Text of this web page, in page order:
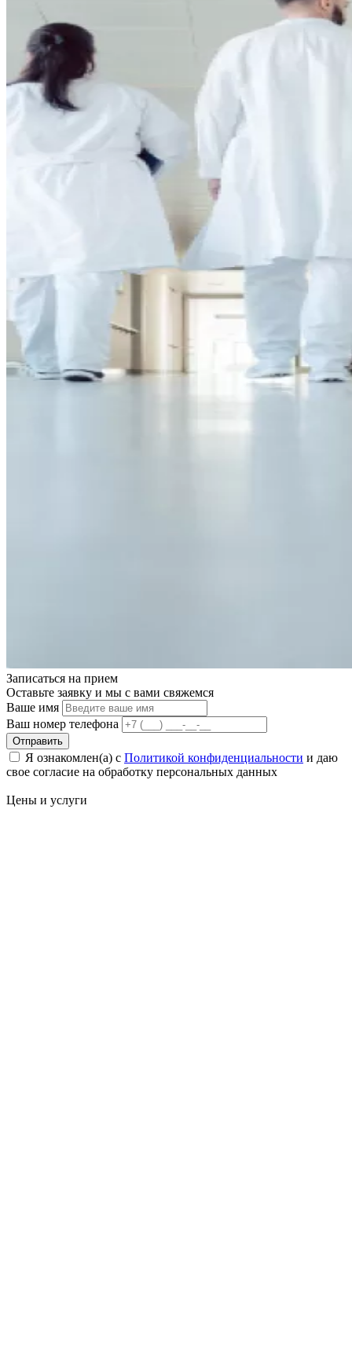
Записаться на прием
Оставьте заявку и мы с вами свяжемся
Ваше имя
Ваш номер телефона
Отправить
Я ознакомлен(а) с Политикой конфиденциальности и даю
свое cогласие на обработку персональных данных
Цены и услуги